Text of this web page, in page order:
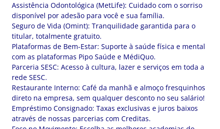
Assistência Odontológica (MetLife): Cuidado com o sorriso
disponível por adesão para você e sua família.
Seguro de Vida (Omint): Tranquilidade garantida para o
titular, totalmente gratuito.
Plataformas de Bem-Estar: Suporte à saúde física e mental
com as plataformas Pipo Saúde e MédiQuo.
Parceria SESC: Acesso à cultura, lazer e serviços em toda a
rede SESC.
Restaurante Interno: Café da manhã e almoço fresquinhos
direto na empresa, sem qualquer desconto no seu salário!
Empréstimo Consignado: Taxas exclusivas e juros baixos
através de nossas parcerias com Creditas.